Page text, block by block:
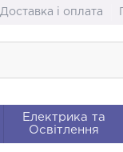
Доставка і оплата
Електрика та
Освітлення